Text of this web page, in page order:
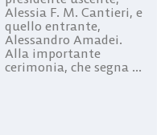
Alessia F. M. Cantieri, e
quello entrante,
Alessandro Amadei.
Alla importante
cerimonia, che segna ...